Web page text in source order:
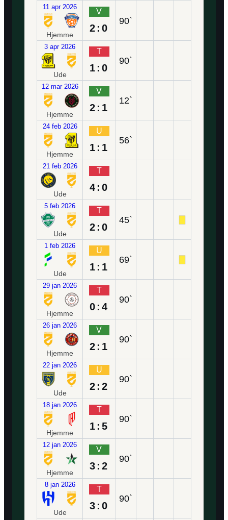
11 apr 2026
Hjemme
V
2:0
90`
3 apr 2026
Ude
T
1:0
90`
12 mar 2026
Hjemme
V
2:1
12`
24 feb 2026
Hjemme
U
1:1
56`
21 feb 2026
Ude
T
4:0
5 feb 2026
Ude
T
2:0
45`
1 feb 2026
Ude
U
1:1
69`
29 jan 2026
Hjemme
T
0:4
90`
26 jan 2026
Hjemme
V
2:1
90`
22 jan 2026
Ude
U
2:2
90`
18 jan 2026
Hjemme
T
1:5
90`
12 jan 2026
Hjemme
V
3:2
90`
8 jan 2026
Ude
T
3:0
90`